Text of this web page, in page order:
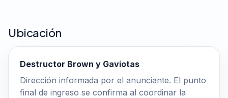
Ubicación
Destructor Brown y Gaviotas
Dirección informada por el anunciante. El punto
final de ingreso se confirma al coordinar la